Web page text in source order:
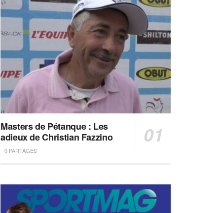
Masters de Pétanque : Les
adieux de Christian Fazzino
0 PARTAGES